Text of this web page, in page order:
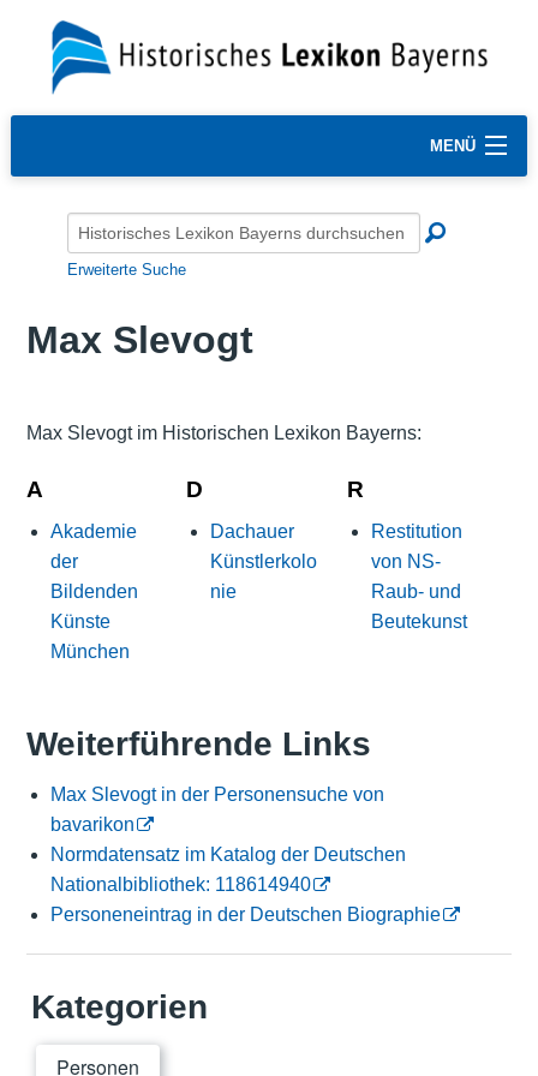
MENÜ
Erweiterte Suche
Max Slevogt
Max Slevogt im Historischen Lexikon Bayerns:
A
Akademie
der
Bildenden
Künste
München
D
Dachauer
Künstlerkolo
nie
R
Restitution
von NS-
Raub- und
Beutekunst
Weiterführende Links
Max Slevogt in der Personensuche von
bavarikon
Normdatensatz im Katalog der Deutschen
Nationalbibliothek: 118614940
Personeneintrag in der Deutschen Biographie
Kategorien
Personen